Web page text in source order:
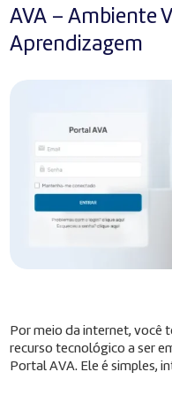
AVA – Ambiente
Aprendizagem
Por meio da internet, você
recurso tecnológico a ser
Portal AVA. Ele é simples,